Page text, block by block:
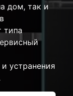
дом, так и
типа
устранения